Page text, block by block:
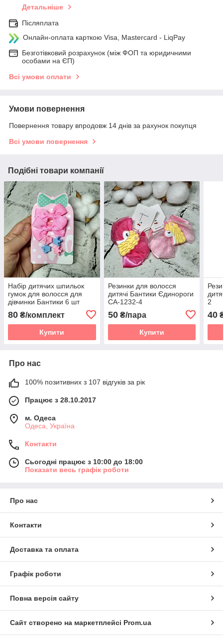
Детальніше
Післяплата
Онлайн-оплата карткою Visa, Mastercard - LiqPay
Безготівковий розрахунок (між ФОП та юридичними
особами на ЄП)
Всі умови оплати
Умови повернення
Повернення товару впродовж 14 днів за рахунок покупця
Всі умови повернення
Подібні товари компанії
Набір дитячих шпильок
гумок для волосся для
дівчинки Бантики 6 шт
80 ₴/комплект
Купити
Резинки для волосся
дитячі Бантики Єдинороги
CA-1232-4
50₴/пара
Купити
2
40
Про нас
100% позитивних з 107 відгуків за рік
Працює з 28.10.2017
м. Одеса
Одеса, Україна
Контакти
Сьогодні працює з 10:00 до 18:00
Показати весь графік роботи
Про нас
Контакти
Доставка та оплата
Графік роботи
Повна версія сайту
Сайт створено на маркетплейсі Prom.ua